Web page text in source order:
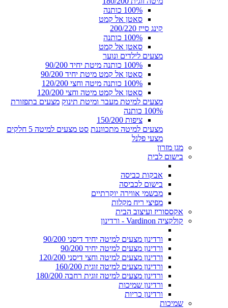
100% כותנה
סאטן אל קמט
קינג סייז 200/220
100% כותנה
סאטן אל קמט
מצעים לילדים ונוער
100% כותנה מיטת יחיד 90/200
סאטן אל קמט מיטת יחיד 90/200
100% כותנה מיטה וחצי 120/200
סאטן אל קמט מיטה וחצי 120/200
מצעים למיטת מעבר ומיטת תינוק מצעים בתפזורת
100% כותנה
ציפות 150/200
מצעים למיטה מתכווננת סט מצעים למיטה 5 חלקים
מצעי פלנל
מגן מזרון
בישום לבית
אבקות כביסה
בישום לכביסה
מבשמי אווירה יוקרתיים
מפיצי ריח מקלות
אקססוריז ועיצוב הבית
קולקציה Vardinon - ורדינון
ורדינון מצעים למיטה יחיד דיסני 90/200
ורדינון מצעים למיטה יחיד 90/200
ורדינון מצעים למיטה וחצי דיסני 120/200
ורדינון מצעים למיטה זוגית 160/200
ורדינון מצעים למיטה זוגית רחבה 180/200
ורדינון שמיכות
ורדינון כריות
שמיכות